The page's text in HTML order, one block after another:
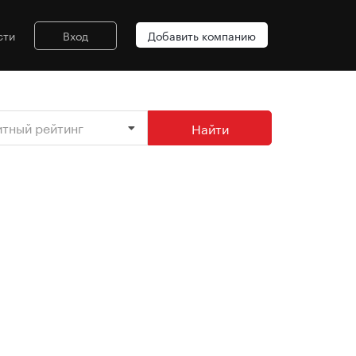
Вход Добавить компанию
рейтинг Найти